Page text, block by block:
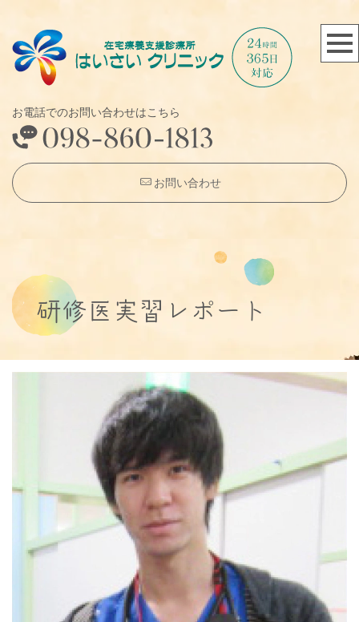
お電話でのお問い合わせはこちら
お問い合わせ
研修医実習レポート